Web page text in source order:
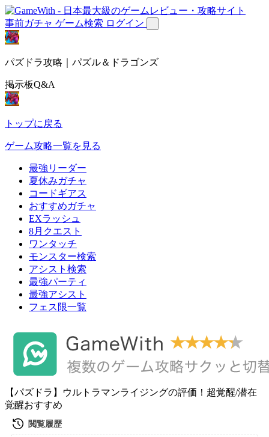
事前ガチャ ゲーム検索 ログイン
パズドラ攻略｜パズル＆ドラゴンズ
掲示板Q&A
トップに戻る
ゲーム攻略一覧を見る
最強リーダー
夏休みガチャ
コードギアス
おすすめガチャ
EXラッシュ
8月クエスト
ワンタッチ
モンスター検索
アシスト検索
最強パーティ
最強アシスト
フェス限一覧
【パズドラ】ウルトラマンライジングの評価！超覚醒/潜在
覚醒おすすめ